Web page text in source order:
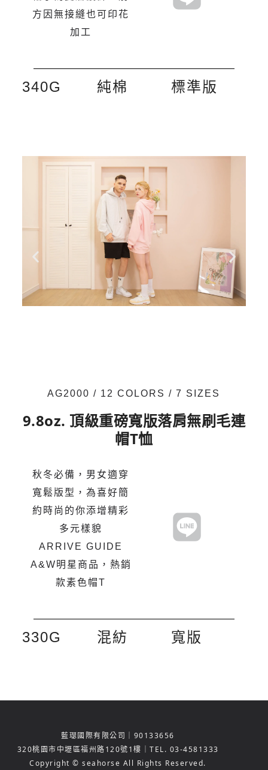
方因無接縫也可印花
加工
340G 純棉 標準版
AG2000 / 12 COLORS / 7 SIZES
9.8oz. 頂級重磅寬版落肩無刷毛連
帽T恤
秋冬必備，男女適穿
寬鬆版型，為喜好簡
約時尚的你添增精彩
多元樣貌
ARRIVE GUIDE
A&W明星商品，熱銷
款素色帽T
330G 混紡 寬版
藍璱國際有限公司｜90133656
320桃園市中壢區福州路120號1樓 ｜TEL. 03-4581333
Copyright © seahorse All Rights Reserved.